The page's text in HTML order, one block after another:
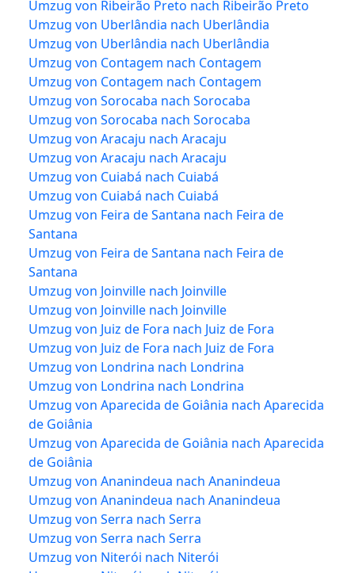
Umzug von Ribeirão Preto nach Ribeirão Preto
Umzug von Uberlândia nach Uberlândia
Umzug von Uberlândia nach Uberlândia
Umzug von Contagem nach Contagem
Umzug von Contagem nach Contagem
Umzug von Sorocaba nach Sorocaba
Umzug von Sorocaba nach Sorocaba
Umzug von Aracaju nach Aracaju
Umzug von Aracaju nach Aracaju
Umzug von Cuiabá nach Cuiabá
Umzug von Cuiabá nach Cuiabá
Umzug von Feira de Santana nach Feira de
Santana
Umzug von Feira de Santana nach Feira de
Santana
Umzug von Joinville nach Joinville
Umzug von Joinville nach Joinville
Umzug von Juiz de Fora nach Juiz de Fora
Umzug von Juiz de Fora nach Juiz de Fora
Umzug von Londrina nach Londrina
Umzug von Londrina nach Londrina
Umzug von Aparecida de Goiânia nach Aparecida
de Goiânia
Umzug von Aparecida de Goiânia nach Aparecida
de Goiânia
Umzug von Ananindeua nach Ananindeua
Umzug von Ananindeua nach Ananindeua
Umzug von Serra nach Serra
Umzug von Serra nach Serra
Umzug von Niterói nach Niterói